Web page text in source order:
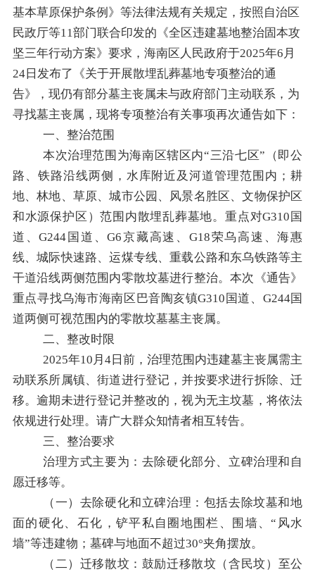
基本草原保护条例》等法律法规有关规定 ，按照自治区
民政厅等11部门联合印发的《全区违建墓地整治固本攻
坚三年行动方案》要求， 海南区人民政府于2025年6 月
24日发布了《关于开展散埋乱葬墓地专项整治的通
告》，现仍有部分墓主丧属未与政府部门主动联系，为
寻找墓主丧属，现将专项整治有关事项再次通告如下：
一、整治范围
本次治理范围为海南区辖区内“三沿七区” （即公
路、铁路沿线两侧，水库附近及河道管理范围内；耕
地、林地、草原、城市公园、风景名胜区、文物保护区
和水源保护区 ）范围内散埋乱葬墓地。重点对G310 国
道、G244 国道、G6京藏高速、 G18荣乌高速、海惠
线、城际快速路、运煤专线、重载公路和东乌铁路等主
干道沿线两侧范围内零散坟墓进行整治。本次《通告》
重点寻找乌海市海南区巴音陶亥镇G310 国道、 G244国
道两侧可视范围内的零散坟墓墓主丧属。
二、 整改时限
2025年10 月 4日 前， 治理范围内违建墓主丧属需主
动联系所属镇、街道进行登记，并按要求进行拆除、迁
移。逾期未进行登记并整改的，视为无主坟墓， 将依法
依规进行处理。 请广大群众知情者相互转告。
三、 整治要求
治理方式主要为：去除硬化部分、立碑治理和自
愿迁移等。
（一）去除硬化和 立碑治理：包括去除坟墓和地
面 的硬化、石化，铲平私自圈地围栏、围墙、“ 风水
墙”等违建物；墓碑与地面不超过30°夹角摆放。
（二） 迁移散坟： 鼓励迁移散坟 （含民坟）
至公